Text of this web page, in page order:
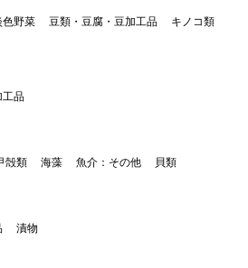
色野菜 豆類・豆腐・豆加工品
キノコ類
工品
殻類 海藻 魚介：その他 貝類
漬物